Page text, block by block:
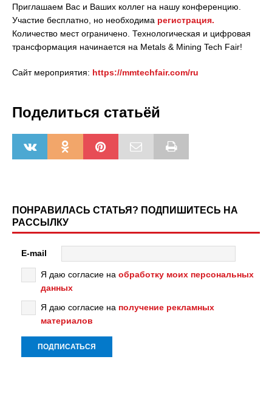
Приглашаем Вас и Ваших коллег на нашу конференцию.
Участие бесплатно, но необходима регистрация.
Количество мест ограничено. Технологическая и цифровая
трансформация начинается на Metals & Mining Tech Fair!
Сайт мероприятия: https://mmtechfair.com/ru
Поделиться статьёй
ПОНРАВИЛАСЬ СТАТЬЯ? ПОДПИШИТЕСЬ НА
РАССЫЛКУ
E-mail
Я даю согласие на обработку моих персональных
данных
Я даю согласие на получение рекламных
материалов